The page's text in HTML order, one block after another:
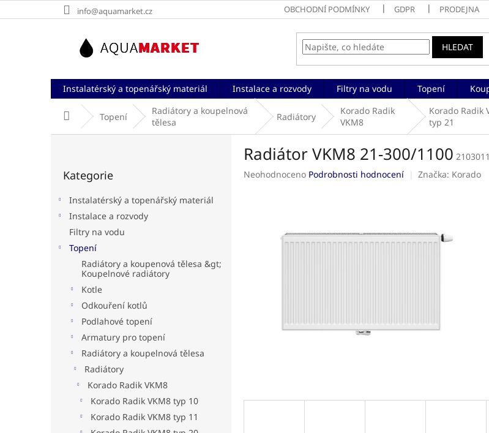
na
info@aquamarket.cz OBCHODNÍ PODMÍNKY GDPR PRODEJNA
HLEDAT
Instalatérský a topenářský materiál Instalace a rozvody Filtry na vodu Topení
Domů Topení
Radiátory a koupelnová
tělesa
Radiátory
Korado Radik
VKM8
Korado Radik
typ 21
kategorie
Kategorie
Instalatérský a topenářský materiál
Instalace a rozvody
Filtry na vodu
Topení
Radiátory a koupenová tělesa &gt;
Koupelnové radiátory
Kotle
Odkouření kotlů
Podlahové topení
Armatury pro topení
Radiátory a koupelnová tělesa
Radiátory
Korado Radik VKM8
Korado Radik VKM8 typ 10
Korado Radik VKM8 typ 11
Radiátor VKM8 21-300/1100
Průměrné
Neohodnoceno Podrobnosti hodnocení Značka: Korado